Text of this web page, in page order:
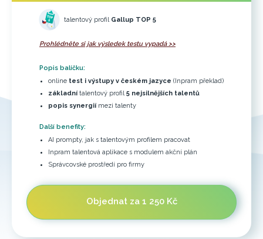
talentový profil Gallup TOP 5
Prohlédněte si jak výsledek testu vypadá >>
Popis balíčku:
online test i výstupy v českém jazyce (Inpram překlad)
základní talentový profil 5 nejsilnějších talentů
popis synergií mezi talenty
Další benefity:
AI prompty, jak s talentovým profilem pracovat
Inpram talentová aplikace s modulem akční plán
Správcovské prostředí pro firmy
Objednat za 1 250 Kč